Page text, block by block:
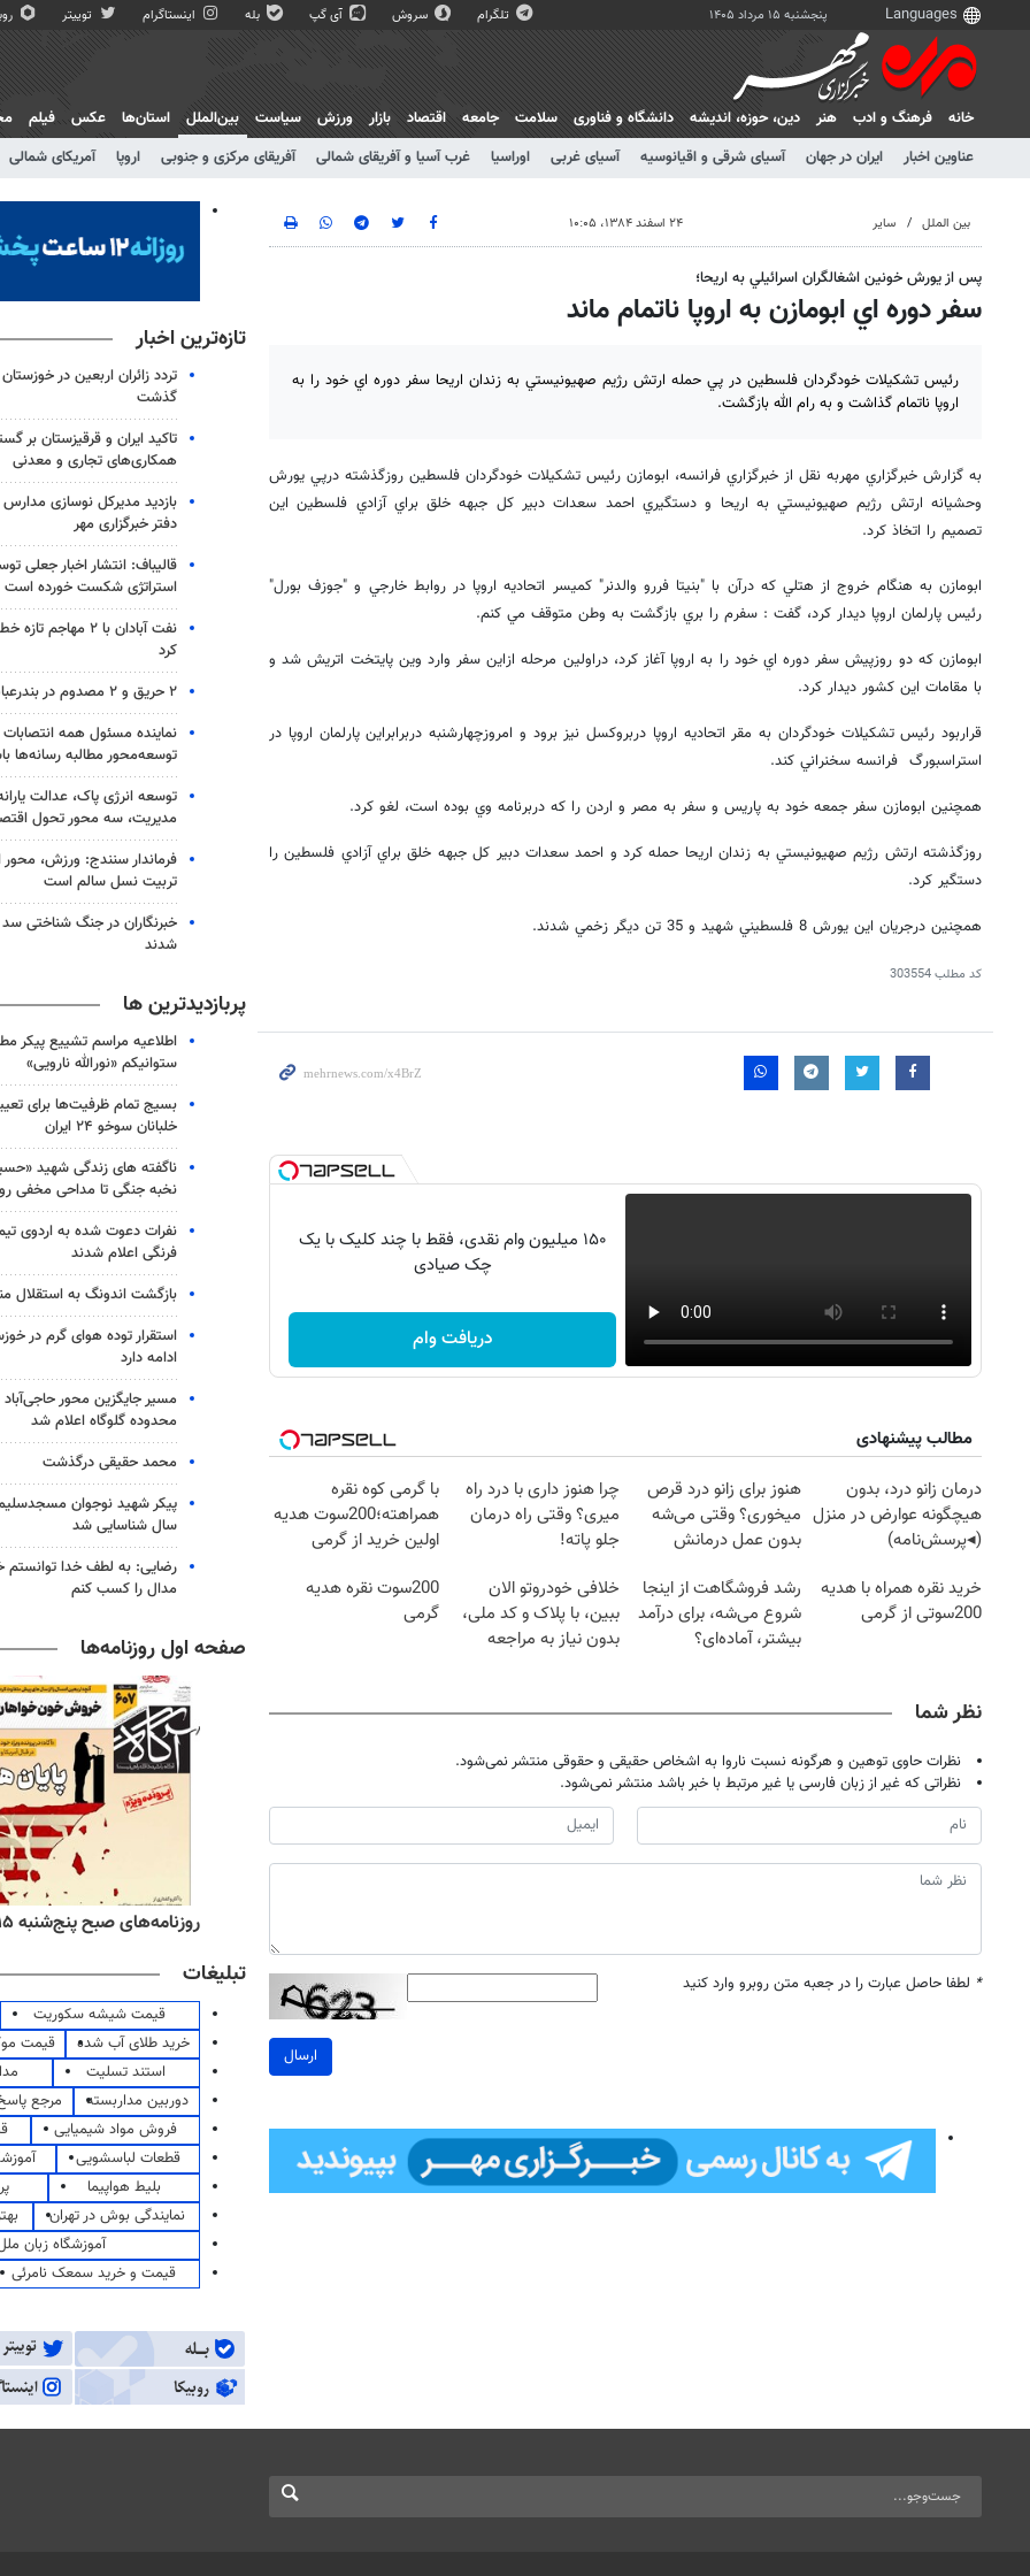
پنجشنبه ۱۵ مرداد ۱۴۰۵ تلگرام سروش آی گپ بله اینستاگرام توییتر
خانه فرهنگ و ادب هنر دين، حوزه، انديشه دانشگاه و فناوری سلامت جامعه اقتصاد بازار ورزش سیاست
بین‌الملل
عناوین اخبار
ایران در جهان آسیای شرقی و اقیانوسیه آسیای غربی اوراسیا غرب آسیا و آفریقای شمالی آفریقای مرکزی و جنوبی اروپا آمریکای شمالی
استان‌ها عکس فیلم
بین الملل سایر ۲۴ اسفند ۱۳۸۴، ۱۰:۰۵
پس از يورش خونين اشغالگران اسرائيلي به اريحا؛
سفر دوره اي ابومازن به اروپا ناتمام ماند
رئيس تشكيلات خودگردان فلسطين در پي حمله ارتش رژيم صهيونيستي به زندان اريحا سفر دوره اي خود را به
اروپا ناتمام گذاشت و به رام الله بازگشت.
به گزارش خبرگزاري مهربه نقل از خبرگزاري فرانسه، ابومازن رئيس تشكيلات خودگردان فلسطين روزگذشته درپي يورش
وحشيانه ارتش رژيم صهيونيستي به اريحا و دستگيري احمد سعدات دبير كل جبهه خلق براي آزادي فلسطين اين
تصميم را اتخاذ كرد.
ابومازن به هنگام خروج از هتلي كه درآن با "بنيتا فررو والدنر" كميسر اتحاديه اروپا در روابط خارجي و "جوزف بورل"
رئيس پارلمان اروپا ديدار كرد، گفت : سفرم را بري بازگشت به وطن متوقف مي كنم.
ابومازن كه دو روزپيش سفر دوره اي خود را به اروپا آغاز كرد، دراولين مرحله ازاين سفر وارد وين پايتخت اتريش شد و
با مقامات اين كشور ديدار كرد.
قراربود رئيس تشكيلات خودگردان به مقر اتحاديه اروپا دربروكسل نيز برود و امروزچهارشنبه دربرابراين پارلمان اروپا در
استراسبورگ فرانسه سخنراني كند.
همچنين ابومازن سفر جمعه خود به پاريس و سفر به مصر و اردن را كه دربرنامه وي بوده است، لغو كرد.
روزگذشته ارتش رژيم صهيونيستي به زندان اريحا حمله كرد و احمد سعدات دبير كل جبهه خلق براي آزادي فلسطين را
دستگير كرد.
همچنين درجريان اين يورش 8 فلسطيني شهيد و 35 تن ديگر زخمي شدند.
کد مطلب303554
۱۵۰ میلیون وام نقدی، فقط با چند کلیک با یک
چک صیادی
دریافت وام
مطالب پیشنهادی
درمان زانو درد، بدون
هیچگونه عوارض در منزل
(◂پرسش‌نامه)
هنوز برای زانو درد قرص
میخوری؟ وقتی می‌شه
بدون عمل درمانش
چرا هنوز داری با درد راه
میری؟ وقتی راه درمان
جلو پاته!
با گرمی کوه نقره
همراهته؛200سوت هدیه
اولین خرید از گرمی
خرید نقره همراه با هدیه
200سوتی از گرمی
رشد فروشگاهت از اینجا
شروع می‌شه، برای درآمد
بیشتر، آماده‌ای؟
خلافی خودروتو الان
ببین، با پلاک و کد ملی،
بدون نیاز به مراجعه
200سوت نقره هدیه
گرمی
نظر شما
نظرات حاوی توهین و هرگونه نسبت ناروا به اشخاص حقیقی و حقوقی منتشر نمی‌شود.
نظراتی که غیر از زبان فارسی یا غیر مرتبط با خبر باشد منتشر نمی‌شود.
* لطفا حاصل عبارت را در جعبه متن روبرو وارد کنید
ارسال
تازه‌ترین اخبار
گذشت
تاکید ایران و قرقیزستان بر
همکاری‌های تجاری و معدنی
بازدید مدیرکل نوسازی مدارس
دفتر خبرگزاری مهر
قالیباف: انتشار اخبار جعلی
استراتژی شکست خورده است
نفت آبادان با ۲
کرد
۲ حریق و ۲ مصدوم در بندرعباس
نماینده مسئول همه
توسعه‌محور مطالبه رسانه‌ها
توسعه انرژی پاک، عدالت
مدیریت، سه محور تحول
فرماندار سنندج: ورزش،
تربیت نسل سالم است
خبرنگاران در جنگ شناختی
شدند
پربازدیدترین ها
اطلاعیه مراسم تشییع پیکر
ستوانیکم «نورالله نارویی»
بسیج تمام ظرفیت‌ها برای
خلبانان سوخو ۲۴ ایران
ناگفته های زندگی شهید
نخبه جنگی تا مداحی مخفی
نفرات دعوت شده به اردوی
فرنگی اعلام شدند
بازگشت اندونگ به استقلال
استقرار توده هوای گرم در
ادامه دارد
مسیر جایگزین محور
محدوده گلوگاه اعلام شد
محمد حقیقی درگذشت
سال شناسایی شد
رضایی: به لطف خدا توانستم
مدال را کسب کنم
صفحه اول روزنامه‌ها
روزنامه‌های صبح پنج‌شنبه ۱۵ مرداد ۱۴۰۵
تبلیغات
قیمت شیشه سکوریت
خرید طلای آب شده
قیمت
استند تسلیت
دوربین مداربسته
مرجع
فروش مواد شیمیایی
قطعات لباسشویی
بلیط هواپیما
نمایندگی بوش در تهران
آموزشگاه زبان
قیمت و خرید سمعک نامرئی